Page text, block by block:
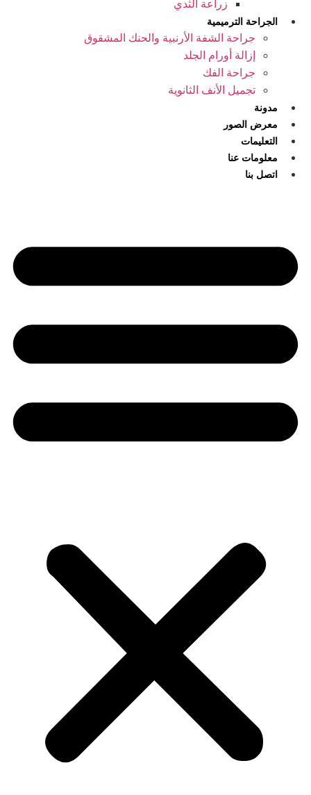
زراعة الثدي
الجراحة الترميمية
جراحة الشفة الأرنبية والحنك المشقوق
إزالة أورام الجلد
جراحة الفك
تجمیل الأنف الثانوية
مدونة
معرض الصور
التعليمات
معلومات عنا
اتصل بنا